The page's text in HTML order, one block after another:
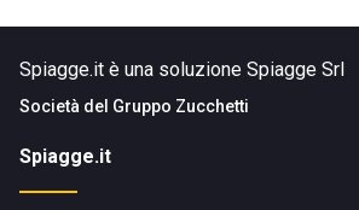
Spiagge.it è una soluzione Spiagge Srl
Società del Gruppo Zucchetti
Spiagge.it